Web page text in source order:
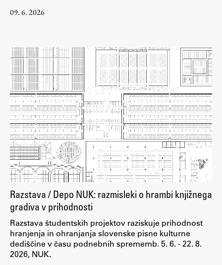
Aktualno
Novice
Koledar dogodkov
Program dela
Raziskovanje
Raziskovalni projekti
Dosežki
Inštituti
Svetlobni LAB
Delo
09. 6. 2026
Razstava / Depo NUK: razmisleki o hrambi knjižnega
gradiva v prihodnosti
Razstava študentskih projektov raziskuje prihodnost
hranjenja in ohranjanja slovenske pisne kulturne
dediščine v času podnebnih sprememb. 5. 6. - 22. 8.
2026, NUK.